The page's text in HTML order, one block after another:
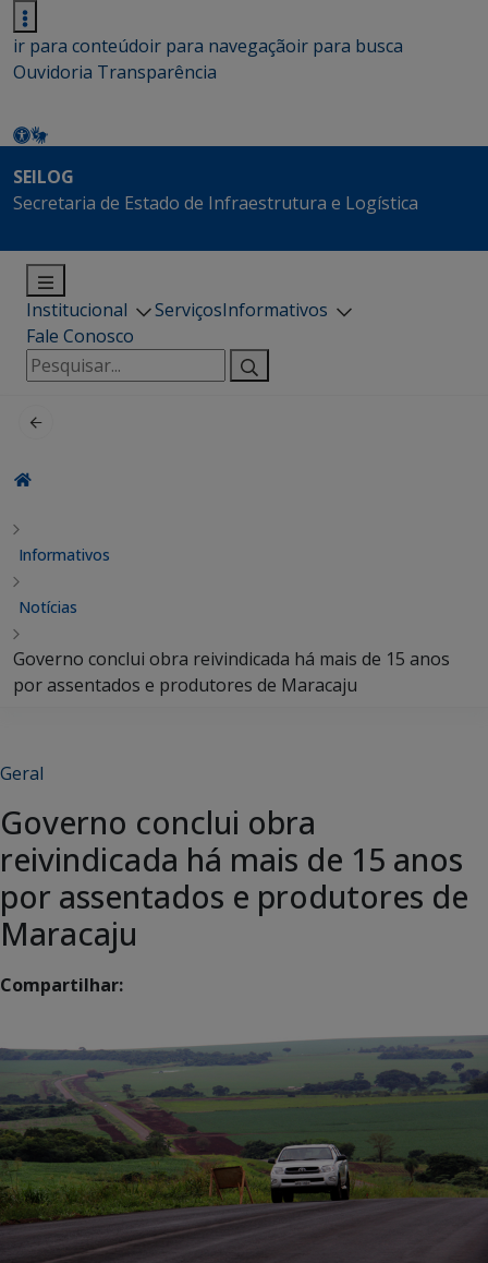
ir para conteúdoir para navegaçãoir para busca
Ouvidoria Transparência
SEILOG
Secretaria de Estado de Infraestrutura e Logística
Institucional ServiçosInformativos
Fale Conosco
Pesquisar
por:
Informativos
Notícias
Governo conclui obra reivindicada há mais de 15 anos
por assentados e produtores de Maracaju
Geral
Governo conclui obra
reivindicada há mais de 15 anos
por assentados e produtores de
Maracaju
Compartilhar: